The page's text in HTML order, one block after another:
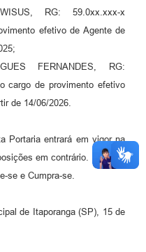
RG: 59.0xx.xxx-x
efetivo de Agente de
FERNANDES, RG:
cargo de provimento efetivo
de 14/06/2026.
em vigor na
em contrário.
Cumpra-se.
(SP), 15 de